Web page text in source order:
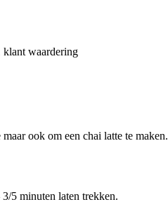
klant waardering
ook om een chai latte te maken.
5 minuten laten trekken.